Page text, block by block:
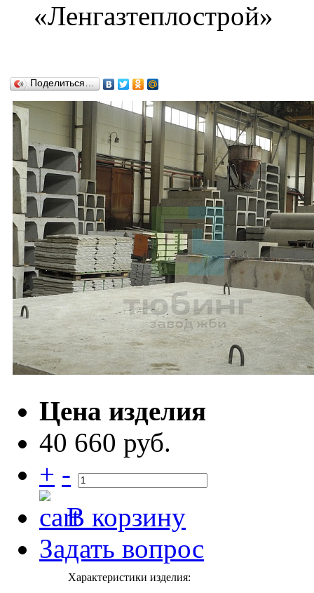
«Ленгазтеплострой»
Поделиться…
Цена изделия
40 660 руб.
+ -
В корзину
Задать вопрос
Характеристики изделия: